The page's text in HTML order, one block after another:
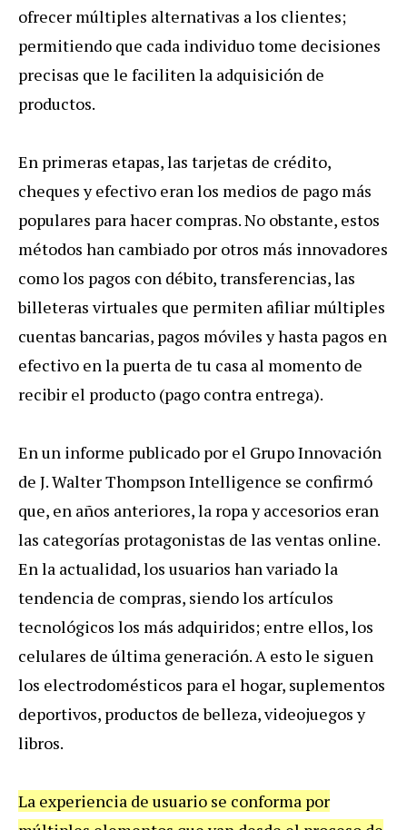
ofrecer múltiples alternativas a los clientes;
permitiendo que cada individuo tome decisiones
precisas que le faciliten la adquisición de
productos.
En primeras etapas, las tarjetas de crédito,
cheques y efectivo eran los medios de pago más
populares para hacer compras. No obstante, estos
métodos han cambiado por otros más innovadores
como los pagos con débito, transferencias, las
billeteras virtuales que permiten afiliar múltiples
cuentas bancarias, pagos móviles y hasta pagos en
efectivo en la puerta de tu casa al momento de
recibir el producto (pago contra entrega).
En un informe publicado por el Grupo Innovación
de J. Walter Thompson Intelligence se confirmó
que, en años anteriores, la ropa y accesorios eran
las categorías protagonistas de las ventas online.
En la actualidad, los usuarios han variado la
tendencia de compras, siendo los artículos
tecnológicos los más adquiridos; entre ellos, los
celulares de última generación. A esto le siguen
los electrodomésticos para el hogar, suplementos
deportivos, productos de belleza, videojuegos y
libros.
La experiencia de usuario se conforma por